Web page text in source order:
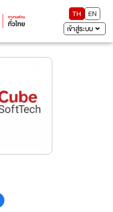
TH
EN
เข้าสู่ระบบ